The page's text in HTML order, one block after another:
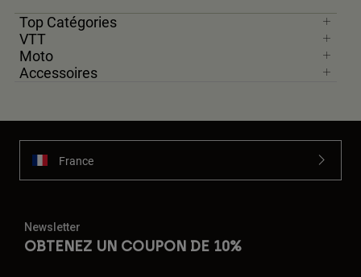
Top Catégories
VTT
Moto
Accessoires
France
Newsletter
OBTENEZ UN COUPON DE 10%